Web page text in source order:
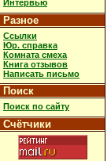
Интервью
Разное
Ссылки
Юр. справка
Комната смеха
Книга отзывов
Написать письмо
Поиск
Поиск по сайту
Счётчики